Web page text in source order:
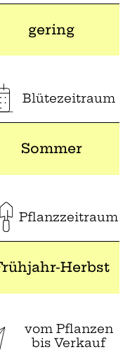
gering
Blütezeitraum
Sommer
Pflanzzeitraum
Herbst
vom Pflanzen
bis Verkauf